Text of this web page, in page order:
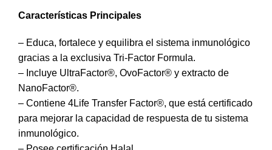
Características Principales
– Educa, fortalece y equilibra el sistema inmunológico
gracias a la exclusiva Tri-Factor Formula.
– Incluye UltraFactor®, OvoFactor® y extracto de
NanoFactor®.
– Contiene 4Life Transfer Factor®, que está certificado
para mejorar la capacidad de respuesta de tu sistema
inmunológico.